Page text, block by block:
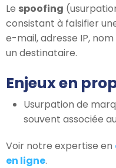
Le spoofing
consistant à falsifier
e-mail, adresse IP,
un destinataire.
Enjeux en
Usurpation de
souvent associée
Voir notre expertise en
en ligne.